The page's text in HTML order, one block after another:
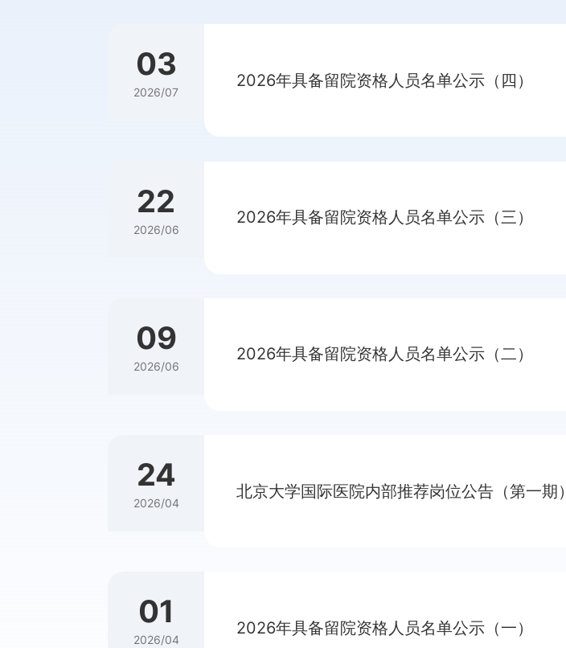
03
2026/07
2026年具备留院资格人员名单公示（四）
22
2026/06
2026年具备留院资格人员名单公示（三）
09
2026/06
2026年具备留院资格人员名单公示（二）
24
2026/04
北京大学国际医院内部推荐岗位公告（第一期）
01
2026/04
2026年具备留院资格人员名单公示（一）